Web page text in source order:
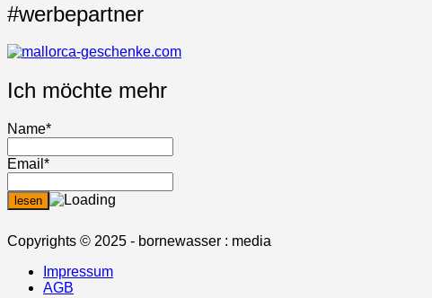
#werbepartner
Ich möchte mehr
Name*
Email*
Copyrights © 2025 - bornewasser : media
Impressum
AGB